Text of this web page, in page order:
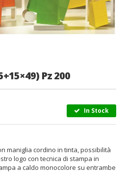
Pz 200
In Stock
maniglia cordino in tinta, possibilità
logo con tecnica di stampa in
a caldo monocolore su entrambe